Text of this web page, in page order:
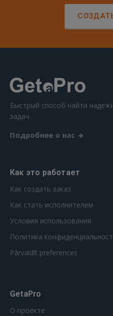
Быстрый способ найти
задач.
Подробнее о нас
Как это работает
Как создать заказ
Как стать исполнителем
Условия использования
Политика
Pārvaldīt preferences
GetaPro
О проекте